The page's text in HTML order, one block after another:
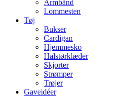
Armbånd
Lommesten
Tøj
Bukser
Cardigan
Hjemmesko
Halstørklæder
Skjorter
Strømper
Trøjer
Gaveidéer